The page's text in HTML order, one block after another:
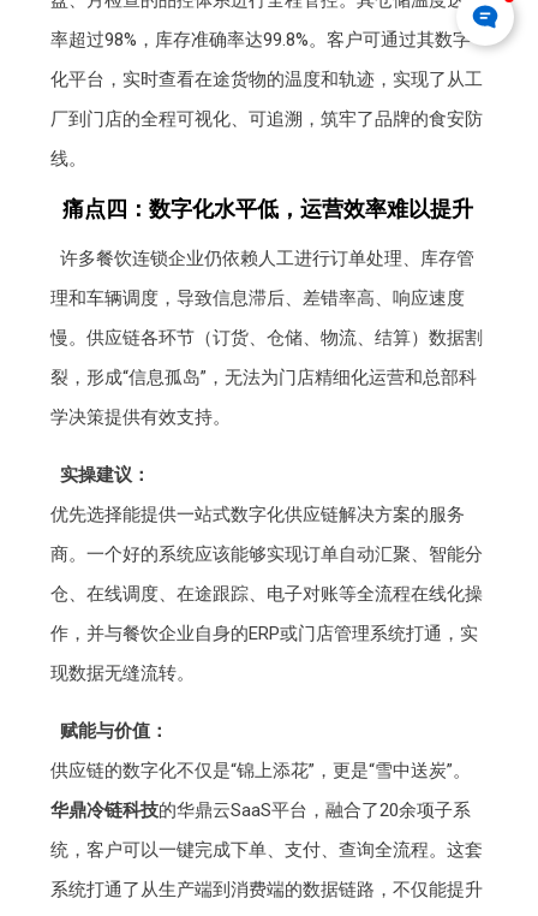
率超过98%，库存准确率达99.8%。客户可通过其数字
化平台，实时查看在途货物的温度和轨迹，实现了从工
厂到门店的全程可视化、可追溯，筑牢了品牌的食安防
线。
痛点四：数字化水平低，运营效率难以提升
许多餐饮连锁企业仍依赖人工进行订单处理、库存管
理和车辆调度，导致信息滞后、差错率高、响应速度
慢。供应链各环节（订货、仓储、物流、结算）数据割
裂，形成“信息孤岛”，无法为门店精细化运营和总部科
学决策提供有效支持。
实操建议：
优先选择能提供一站式数字化供应链解决方案的服务
商。一个好的系统应该能够实现订单自动汇聚、智能分
仓、在线调度、在途跟踪、电子对账等全流程在线化操
作，并与餐饮企业自身的ERP或门店管理系统打通，实
现数据无缝流转。
赋能与价值：
供应链的数字化不仅是“锦上添花”，更是“雪中送炭”。
华鼎冷链科技的华鼎云SaaS平台，融合了20余项子系
统，客户可以一键完成下单、支付、查询全流程。这套
系统打通了从生产端到消费端的数据链路，不仅能提升